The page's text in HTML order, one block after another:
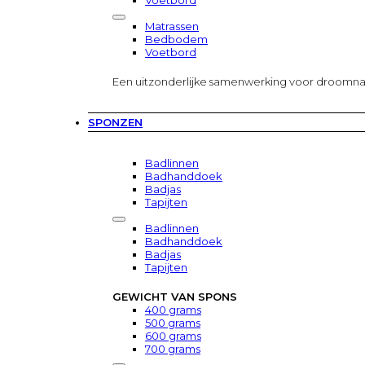
Matrassen
Bedbodem
Voetbord
Een uitzonderlijke samenwerking voor
SPONZEN
Badlinnen
Badhanddoek
Badjas
Tapijten
Badlinnen
Badhanddoek
Badjas
Tapijten
GEWICHT VAN SPONS
400 grams
500 grams
600 grams
700 grams